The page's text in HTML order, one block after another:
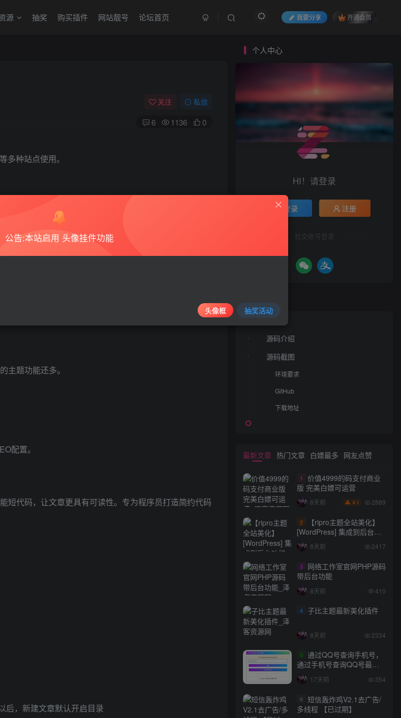
源 抽奖 购买插件 网站靓号 论坛首页 我要分享 开通会员
关注 私信
6 1136 0
多种站点使用。
的功能，使WordPress主题加载更为迅速。
主题功能还多。
配置。
短代码，让文章更具有可读性。专为程序员打造简约代码
后，新建文章默认开启目录
个人中心
HI！请登录
登录 注册
社交账号登录
源码介绍
源码截图
环境要求
GitHub
下载地址
最新文章 热门文章 白嫖最多 网友点赞
1
价值4999的码支付商业
版 完美白嫖可运营
8天前 ￥ 1 2889
2
【ripro主题全站美化】
[WordPress] 集成到后台功
能的全站美化包
WordPress…
8天前 2417
3
网络工作室官网PHP源码
带后台功能
8天前 410
4 子比主题最新美化插件
8天前 2334
5 通过QQ号查询手机号，
通过手机号查询QQ号最新
网站源码
17天前 354
6 短信轰炸鸡V2.1去广告/
多线程 【已过期】
公告:本站启用 头像挂件功能
头像框 抽奖活动